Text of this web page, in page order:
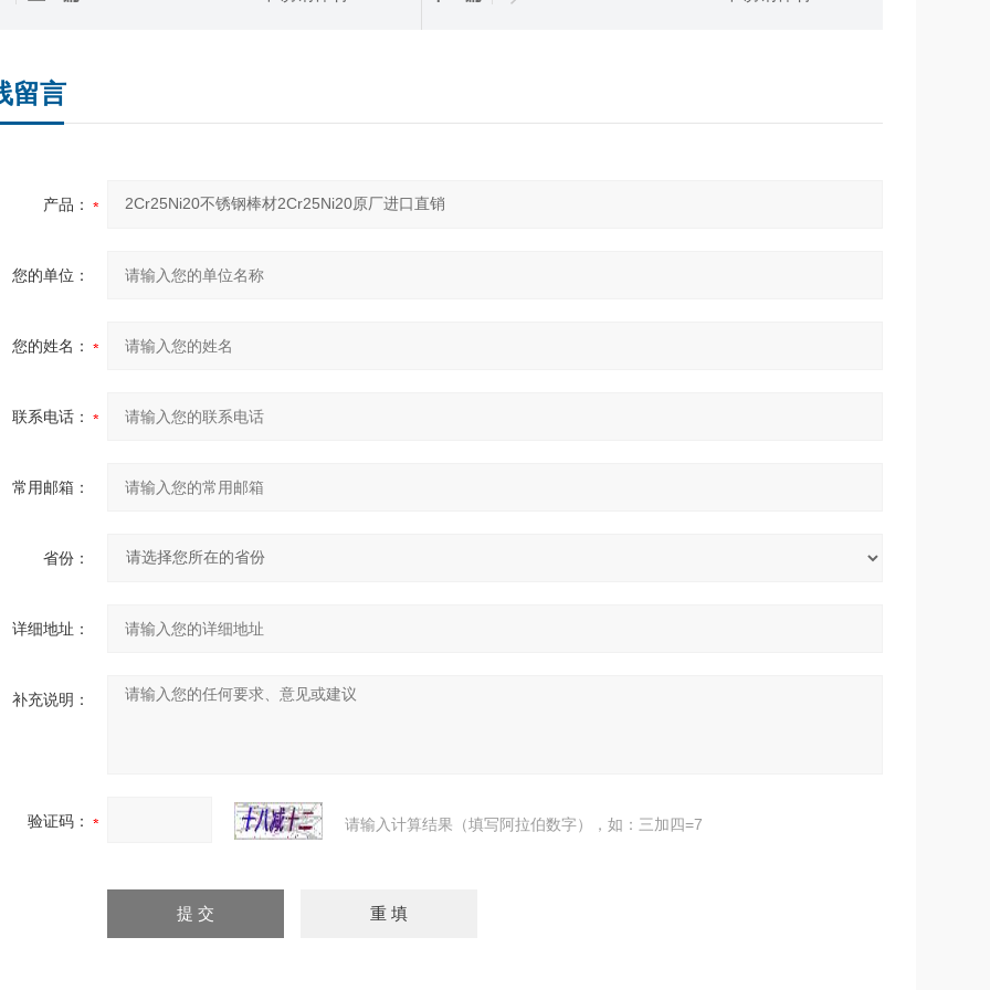
留言
产品：
您的单位：
您的姓名：
联系电话：
常用邮箱：
省份：
详细地址：
补充说明：
验证码： 请输入计算结果（填写阿拉伯数字），如：三加四=7